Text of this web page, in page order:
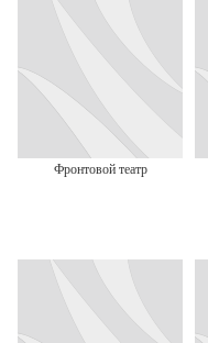
Фронтовой театр